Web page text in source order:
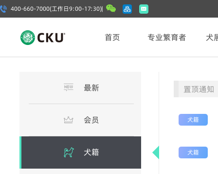
400-660-7000(工作日9:00-17:30) |
首页 专业繁育者 犬
最新
会员
犬籍
置顶通知
犬籍
犬籍